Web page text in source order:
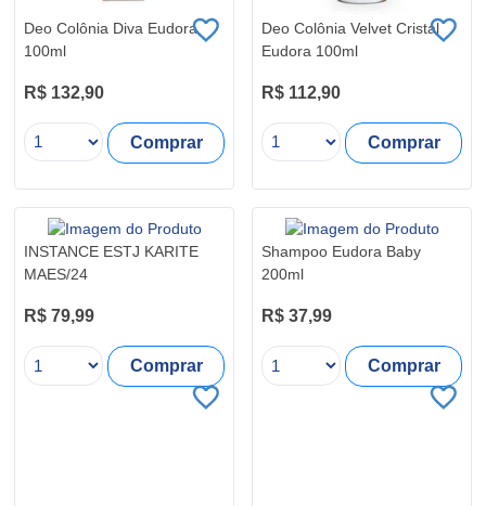
Deo Colônia Diva Eudora
100ml
R$ 132,90
Comprar
Deo Colônia Velvet Cristal
Eudora 100ml
R$ 112,90
Comprar
INSTANCE ESTJ KARITE
MAES/24
R$ 79,99
Comprar
Shampoo Eudora Baby
200ml
R$ 37,99
Comprar